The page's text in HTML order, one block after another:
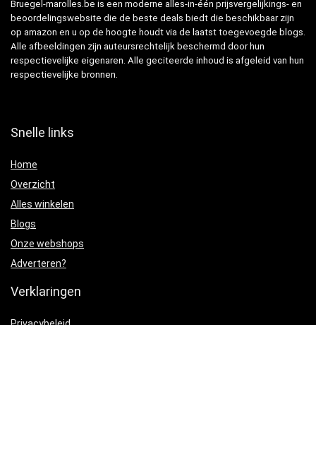
Bruegel-marolles.be is een moderne alles-in-één prijsvergelijkings- en
beoordelingswebsite die de beste deals biedt die beschikbaar zijn
op amazon en u op de hoogte houdt via de laatst toegevoegde blogs.
Alle afbeeldingen zijn auteursrechtelijk beschermd door hun
respectievelijke eigenaren. Alle geciteerde inhoud is afgeleid van hun
respectievelijke bronnen.
Snelle links
Home
Overzicht
Alles winkelen
Blogs
Onze webshops
Adverteren?
Verklaringen
Privacybeleid